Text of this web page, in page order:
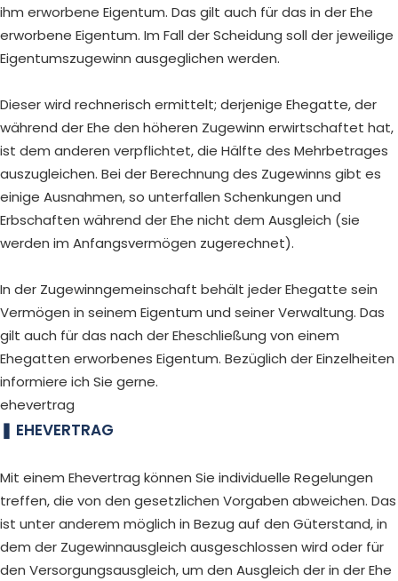
ihm erworbene Eigentum. Das gilt auch für das in der Ehe
erworbene Eigentum. Im Fall der Scheidung soll der jeweilige
Eigentumszugewinn ausgeglichen werden.
Dieser wird rechnerisch ermittelt; derjenige Ehegatte, der
während der Ehe den höheren Zugewinn erwirtschaftet hat,
ist dem anderen verpflichtet, die Hälfte des Mehrbetrages
auszugleichen. Bei der Berechnung des Zugewinns gibt es
einige Ausnahmen, so unterfallen Schenkungen und
Erbschaften während der Ehe nicht dem Ausgleich (sie
werden im Anfangsvermögen zugerechnet).
In der Zugewinngemeinschaft behält jeder Ehegatte sein
Vermögen in seinem Eigentum und seiner Verwaltung. Das
gilt auch für das nach der Eheschließung von einem
Ehegatten erworbenes Eigentum. Bezüglich der Einzelheiten
informiere ich Sie gerne.
ehevertrag
EHEVERTRAG
Mit einem Ehevertrag können Sie individuelle Regelungen
treffen, die von den gesetzlichen Vorgaben abweichen. Das
ist unter anderem möglich in Bezug auf den Güterstand, in
dem der Zugewinnausgleich ausgeschlossen wird oder für
den Versorgungsausgleich, um den Ausgleich der in der Ehe